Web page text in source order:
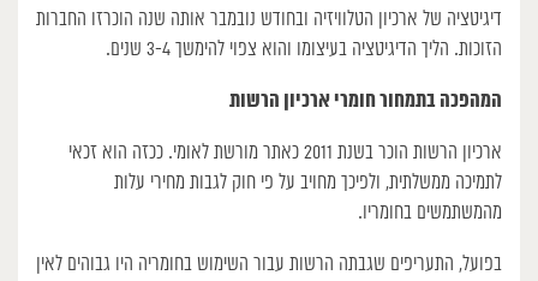
דיגיטציה של ארכיון הטלוויזיה ובחודש נובמבר אותה שנה הוכרזו החברות
הזוכות. הליך הדיגיטציה בעיצומו והוא צפוי להימשך 3-4 שנים.
המהפכה בתמחור חומרי ארכיון הרשות
ארכיון הרשות הוכר בשנת 2011 כאתר מורשת לאומי. ככזה הוא זכאי
לתמיכה ממשלתית, ולפיכך מחויב על פי חוק לגבות מחירי עלות
מהמשתמשים בחומריו.
בפועל, התעריפים שגבתה הרשות עבור השימוש בחומריה היו גבוהים לאין